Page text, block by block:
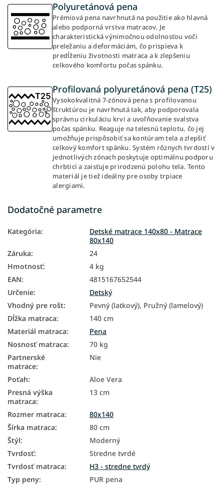
Polyuretánová pena
Prémiová pena navrhnutá na použitie ako hlavná
alebo podporná vrstva matracov. Je
charakteristická výnimočnou odolnosťou voči
preležaniu a deformáciám, čo prispieva k
predĺženiu životnosti matraca a k zlepšeniu
celkového komfortu počas spánku.
Profilovaná polyuretánová pena (T25)
Vysokokvalitná 7-zónová pena s profilovanou
štruktúrou je navrhnutá tak, aby podporovala
správnu cirkuláciu krvi a uvoľňovanie svalstva
počas spánku. Reaguje na telesnú teplotu, čo jej
umožňuje prispôsobiť sa kontúram tela a zlepšiť
celkový komfort spánku. Systém rôznych tvrdostí v
jednotlivých zónach poskytuje optimálnu podporu
chrbtici a zaisťuje prirodzenú polohu tela. Tento
materiál je tiež ideálny pre osoby trpiace
alergiami.
Dodatočné parametre
Kategória:
Detské matrace 140x80 - Matrace
80x140
Záruka:
24
Hmotnosť:
4 kg
EAN:
4815167652544
Určenie:
Detský
Vhodný pre rošt:
Pevný (latkový), Pružný (lamelový)
Dĺžka matraca:
140 cm
Materiál matraca:
Pena
Nosnosť matraca:
70 kg
Partnerské
matrace:
Nie
Poťah:
Aloe Vera
Presná výška
matraca:
13 cm
Rozmer matraca:
80x140
Šírka matraca:
80 cm
Štýl:
Moderný
Tvrdosť:
Stredne tvrdé
Tvrdosť matraca:
H3 - stredne tvrdý
Typ peny:
PUR pena